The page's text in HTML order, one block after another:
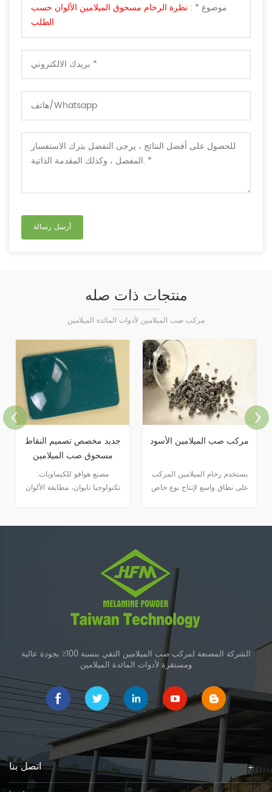
موضوع * : نظرة الرخام مسحوق الميلامين الألوان حسب
الطلب
منتجات ذات صله
مركب صب الميلامين لأدوات المائدة الميلامين
مركب صب الميلامين الأسود
يستخدم رخام الميلامين المركب
على نطاق واسع لإنتاج نوع خاص
مسحوق الخيزران الغذاء
مسحوق البامبو الميلامين مصنوع
من مركب الميلامين ومسحوق
أدوات المائدة الميلامين.
الشركة المصنعة لمركب صب الميلامين النقي بنسبة 100٪ بجودة عالية
ومستقرة لأدوات المائدة الميلامين
اتصل بنا